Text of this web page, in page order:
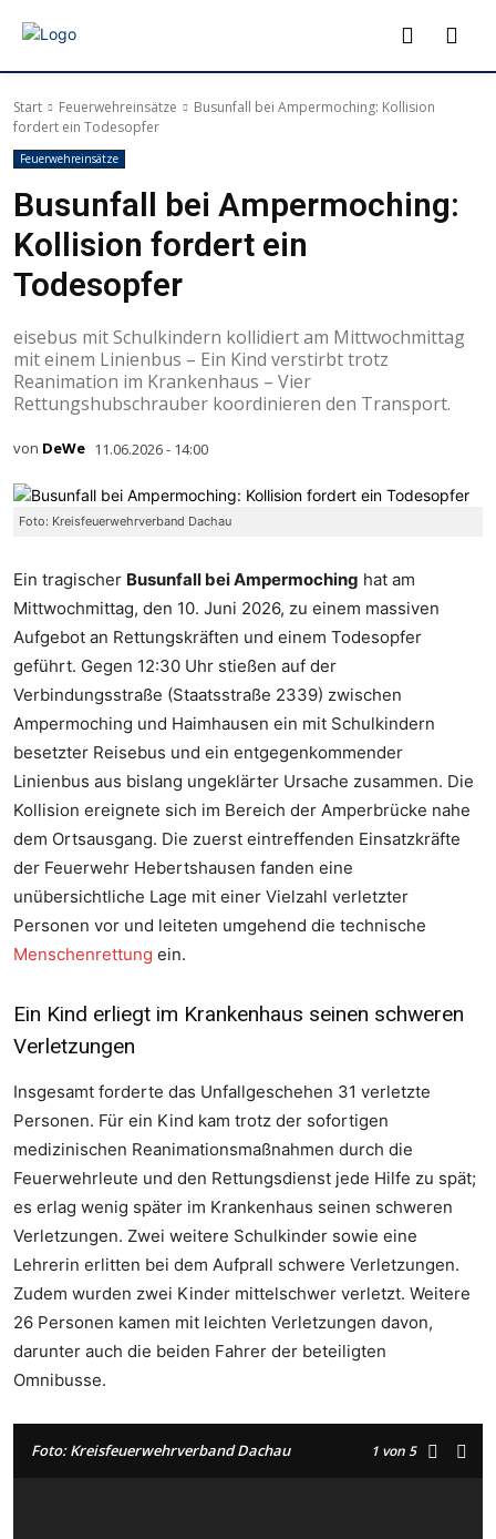
Start Feuerwehreinsätze
Busunfall bei Ampermoching: Kollision
fordert ein Todesopfer
Feuerwehreinsätze
Busunfall bei Ampermoching:
Kollision fordert ein
Todesopfer
eisebus mit Schulkindern kollidiert am Mittwochmittag
mit einem Linienbus – Ein Kind verstirbt trotz
Reanimation im Krankenhaus – Vier
Rettungshubschrauber koordinieren den Transport.
von DeWe 11.06.2026 - 14:00
Foto: Kreisfeuerwehrverband Dachau
Ein tragischer Busunfall bei Ampermoching hat am
Mittwochmittag, den 10. Juni 2026, zu einem massiven
Aufgebot an Rettungskräften und einem Todesopfer
geführt. Gegen 12:30 Uhr stießen auf der
Verbindungsstraße (Staatsstraße 2339) zwischen
Ampermoching und Haimhausen ein mit Schulkindern
besetzter Reisebus und ein entgegenkommender
Linienbus aus bislang ungeklärter Ursache zusammen. Die
Kollision ereignete sich im Bereich der Amperbrücke nahe
dem Ortsausgang. Die zuerst eintreffenden Einsatzkräfte
der Feuerwehr Hebertshausen fanden eine
unübersichtliche Lage mit einer Vielzahl verletzter
Personen vor und leiteten umgehend die technische
Menschenrettung ein.
Ein Kind erliegt im Krankenhaus seinen schweren
Verletzungen
Insgesamt forderte das Unfallgeschehen 31 verletzte
Personen. Für ein Kind kam trotz der sofortigen
medizinischen Reanimationsmaßnahmen durch die
Feuerwehrleute und den Rettungsdienst jede Hilfe zu spät;
es erlag wenig später im Krankenhaus seinen schweren
Verletzungen. Zwei weitere Schulkinder sowie eine
Lehrerin erlitten bei dem Aufprall schwere Verletzungen.
Zudem wurden zwei Kinder mittelschwer verletzt. Weitere
26 Personen kamen mit leichten Verletzungen davon,
darunter auch die beiden Fahrer der beteiligten
Omnibusse.
Foto: Kreisfeuerwehrverband Dachau 1 von 5